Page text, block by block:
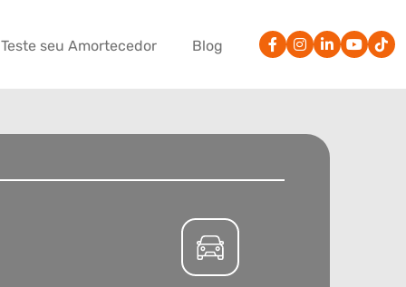
Teste seu Amortecedor Blog